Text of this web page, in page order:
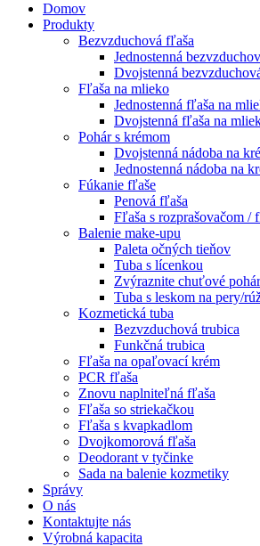
Domov
Produkty
Bezvzduchová fľaša
Jednostenná
Dvojstenná
Fľaša na mlieko
Jednostenná fľaša na
Dvojstenná fľaša na
Pohár s krémom
Dvojstenná nádoba na
Jednostenná nádoba na
Fúkanie fľaše
Penová fľaša
Fľaša s rozprašovačom /
Balenie make-upu
Paleta očných tieňov
Tuba s lícenkou
Zvýraznite chuťové
Tuba s leskom na pery/
Kozmetická tuba
Bezvzduchová trubica
Funkčná trubica
Fľaša na opaľovací krém
PCR fľaša
Znovu naplniteľná fľaša
Fľaša so striekačkou
Fľaša s kvapkadlom
Dvojkomorová fľaša
Deodorant v tyčinke
Sada na balenie kozmetiky
Správy
O nás
Kontaktujte nás
Výrobná kapacita